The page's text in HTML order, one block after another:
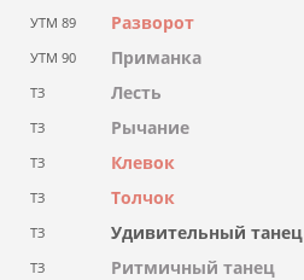
УТМ 89 Разворот
УТМ 90 Приманка
ТЗ Лесть
ТЗ Рычание
ТЗ Клевок
ТЗ Толчок
ТЗ Удивительный танец
ТЗ Ритмичный танец